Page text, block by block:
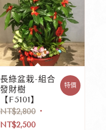
長綠盆栽-組合
發財樹
【F5101】
NT$2,800
NT$2,500
特價